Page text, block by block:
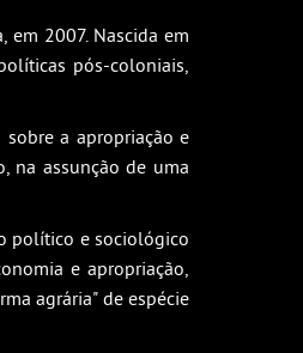
em 2007. Nascida em
pós-coloniais,
a apropriação e
na assunção de uma
político e sociológico
e apropriação,
agrária" de espécie